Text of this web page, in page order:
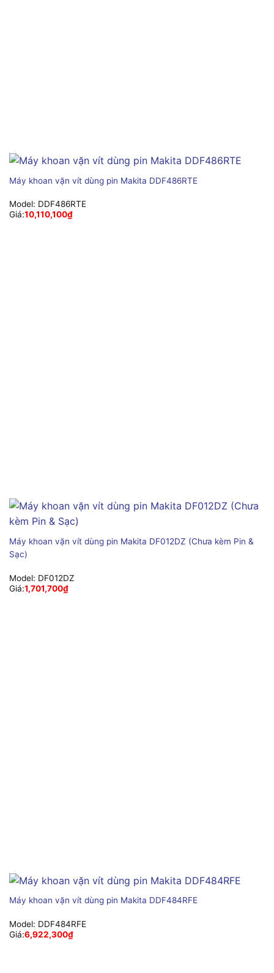
Máy khoan vặn vít dùng pin Makita DDF486RTE
Model: DDF486RTE
Giá:10,110,100₫
Máy khoan vặn vít dùng pin Makita DF012DZ (Chưa kèm Pin &
Sạc)
Model: DF012DZ
Giá:1,701,700₫
Máy khoan vặn vít dùng pin Makita DDF484RFE
Model: DDF484RFE
Giá:6,922,300₫